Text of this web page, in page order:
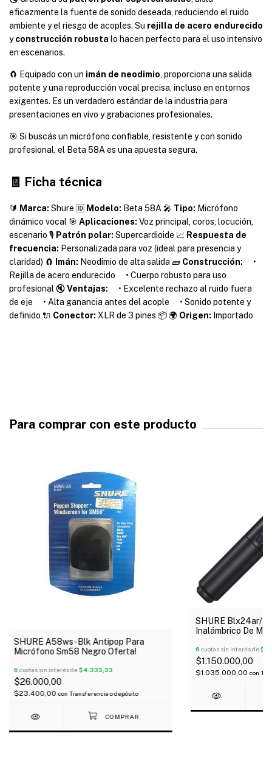
eficazmente la fuente de sonido deseada, reduciendo el ruido
ambiente y el riesgo de acoples. Su rejilla de acero endurecido
yconstrucción robusta lo hacen perfecto para el uso intensivo
en escenarios.
🧲 Equipado con un imán de neodimio, proporciona una salida
potente y una reproducción vocal precisa, incluso en entornos
exigentes. Es un verdadero estándar de la industria para
presentaciones en vivo y grabaciones profesionales.
🎯 Si buscás un micrófono confiable, resistente y con sonido
profesional, el Beta 58A es una apuesta segura.
🧾 Ficha técnica
🔰 Marca: Shure 🆔 Modelo: Beta 58A 🎤 Tipo: Micrófono
dinámico vocal 🎯 Aplicaciones: Voz principal, coros, locución,
escenario 🎙️ Patrón polar: Supercardioide 📈 Respuesta de
frecuencia: Personalizada para voz (ideal para presencia y
claridad) 🧲
Imán: Neodimio de alta salida 🧱 Construcción: •
Rejilla de acero endurecido • Cuerpo robusto para uso
profesional 🔇Ventajas: • Excelente rechazo al ruido fuera
de eje • Alta ganancia antes del acople • Sonido potente y
definido 🔌 Conector: XLR de 3 pines 📦 🌍 Origen: Importado
Para comprar con este producto
SHURE A58ws-Blk Antipop Para
Micrófono Sm58 Negro Oferta!
6cuotas sin interés de$4.333,33
$26.000,00
$23.400,00con Transferencia o depósito
SHURE Blx24ar/
Inalámbrico De
6 cuotas sin interés de
$1.150.000,00
$1.035.000,00 con